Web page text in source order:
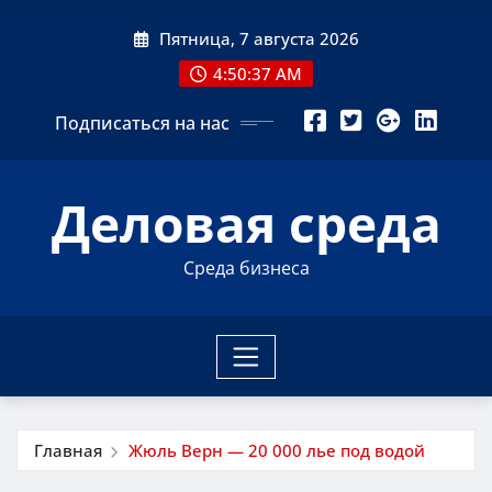
Пятница, 7 августа 2026
4:50:37 AM
Подписаться на нас
Деловая среда
Среда бизнеса
Главная Жюль Верн — 20 000 лье под водой